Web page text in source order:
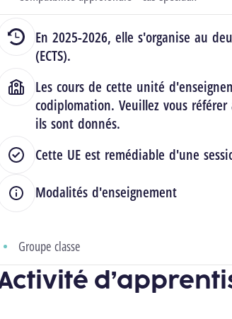
En 2025-2026, elle s'organise au
(ECTS).
Les cours de cette unité
codiplomation. Veuillez vous
ils sont donnés.
Cette UE est remédiable d'une
Modalités d'enseignement
Groupe classe